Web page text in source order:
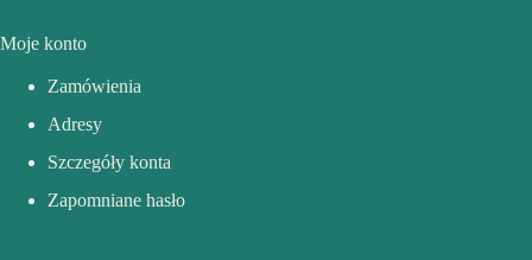
Moje konto
Zamówienia
Adresy
Szczegóły konta
Zapomniane hasło